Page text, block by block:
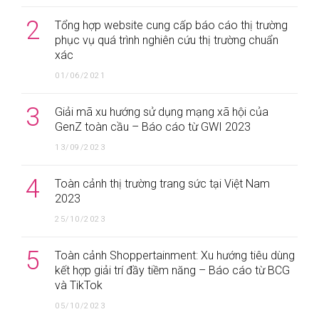
2
Tổng hợp website cung cấp báo cáo thị trường
phục vụ quá trình nghiên cứu thị trường chuẩn
xác
01/06/2021
3
Giải mã xu hướng sử dụng mạng xã hội của
GenZ toàn cầu – Báo cáo từ GWI 2023
13/09/2023
4
Toàn cảnh thị trường trang sức tại Việt Nam
2023
25/10/2023
5
Toàn cảnh Shoppertainment: Xu hướng tiêu dùng
kết hợp giải trí đầy tiềm năng – Báo cáo từ BCG
và TikTok
05/10/2023